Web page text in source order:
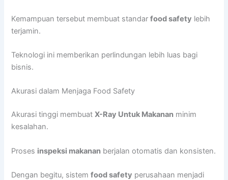
Kemampuan tersebut membuat standarfood safety lebih
terjamin.
Teknologi ini memberikan perlindungan lebih luas bagi
bisnis.
Akurasi dalam Menjaga Food Safety
Akurasi tinggi membuatX-Ray Untuk Makanan minim
kesalahan.
Proses inspeksi makanan berjalan otomatis dan konsisten.
Dengan begitu, sistemfood safety perusahaan menjadi